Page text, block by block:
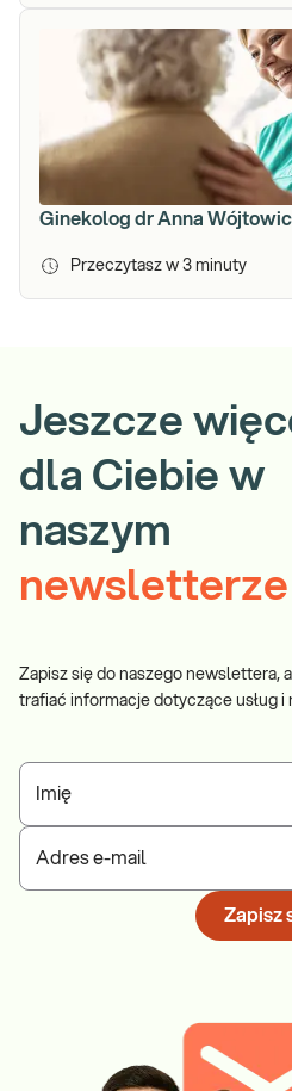
Ginekolog dr Anna
Przeczytasz w 3 minuty
Jeszcze
dla Ciebie w
naszym
newsletterze
Zapisz się do naszego newslettera,
trafiać informacje dotyczące usług i
Imię
Adres e-mail
Zapisz